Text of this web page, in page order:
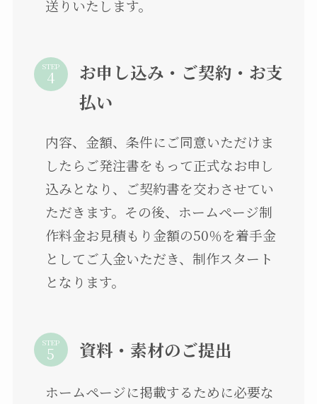
送りいたします。
STEP
お申し込み・ご契約・お支
払い
内容、金額、条件にご同意いただけま
したらご発注書をもって正式なお申し
込みとなり、ご契約書を交わさせてい
ただきます。その後、ホームページ制
作料金お見積もり金額の50％を着手金
としてご入金いただき、制作スタート
となります。
STEP 資料・素材のご提出
ホームページに掲載するために必要な